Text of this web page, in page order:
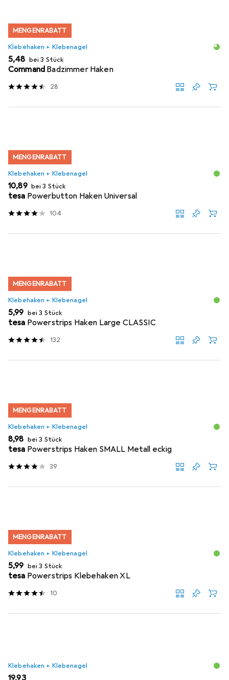
MENGENRABATT
Klebehaken + Klebenagel
EUR
5,48 bei 3 Stück
Command Badzimmer Haken
28
MENGENRABATT
Klebehaken + Klebenagel
EUR
10,89 bei 3 Stück
tesa Powerbutton Haken Universal
104
MENGENRABATT
Klebehaken + Klebenagel
EUR
5,99 bei 3 Stück
tesa Powerstrips Haken Large CLASSIC
132
MENGENRABATT
Klebehaken + Klebenagel
EUR
8,98 bei 3 Stück
tesa Powerstrips Haken SMALL Metall eckig
39
MENGENRABATT
Klebehaken + Klebenagel
EUR
5,99 bei 3 Stück
tesa Powerstrips Klebehaken XL
10
Klebehaken + Klebenagel